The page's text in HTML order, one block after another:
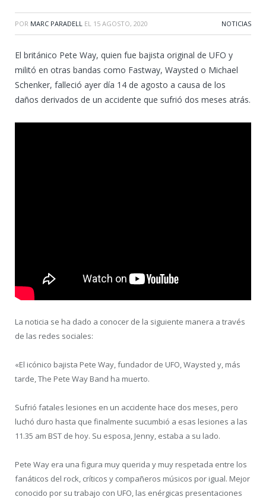
POR MARC PARADELL EL 15 AGOSTO, 2020 NOTICIAS
El británico Pete Way, quien fue bajista original de UFO y
militó en otras bandas como Fastway, Waysted o Michael
Schenker, falleció ayer día 14 de agosto a causa de los
daños derivados de un accidente que sufrió dos meses atrás.
La noticia se ha dado a conocer de la siguiente manera a través
de las redes sociales:
«El icónico bajista Pete Way, fundador de UFO, Waysted y, más
tarde, The Pete Way Band ha muerto.
Sufrió fatales lesiones en un accidente hace dos meses, pero
luchó duro hasta que finalmente sucumbió a esas lesiones a las
11.35 am BST de hoy. Su esposa, Jenny, estaba a su lado.
Pete Way era una figura muy querida y muy respetada entre los
fanáticos del rock, críticos y compañeros músicos por igual. Mejor
conocido por su trabajo con UFO, las enérgicas presentaciones